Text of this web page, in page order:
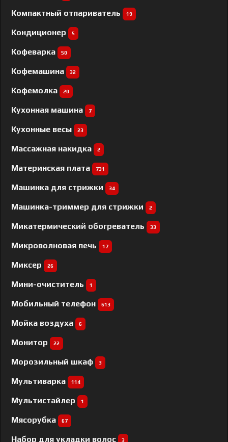
Компактный отпариватель 19
Кондиционер 5
Кофеварка 50
Кофемашина 32
Кофемолка 20
Кухонная машина 7
Кухонные весы 23
Массажная накидка 2
Материнская плата 731
Машинка для стрижки 34
Машинка-триммер для стрижки 2
Микатермический обогреватель 33
Микроволновая печь 17
Миксер 26
Мини-очиститель 1
Мобильный телефон 613
Мойка воздуха 6
Монитор 22
Морозильный шкаф 3
Мультиварка 114
Мультистайлер 1
Мясорубка 67
Набор для укладки волос 3